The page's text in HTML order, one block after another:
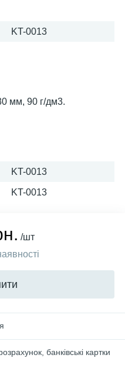
KT-0013
мм, 90 г/дм3.
KT-0013
KT-0013
/шт
банківські картки